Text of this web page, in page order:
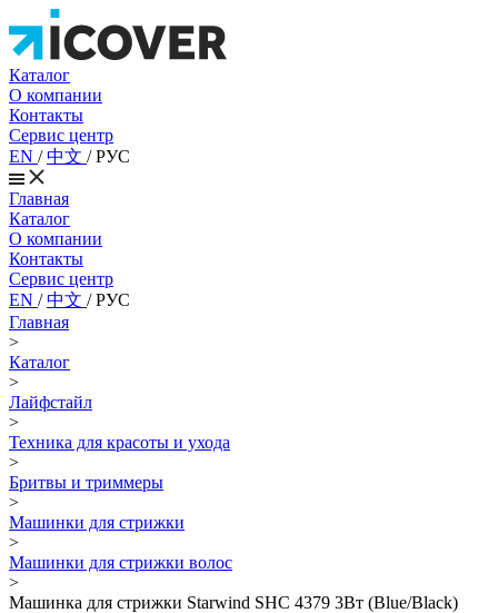
Каталог
О компании
Контакты
Сервис центр
EN /中文 /РУС
Главная
Каталог
О компании
Контакты
Сервис центр
EN /中文 /РУС
Главная
>
Каталог
>
Лайфстайл
>
Техника для красоты и ухода
>
Бритвы и триммеры
>
Машинки для стрижки
>
Машинки для стрижки волос
>
Машинка для стрижки Starwind SHC 4379 3Вт (Blue/Black)